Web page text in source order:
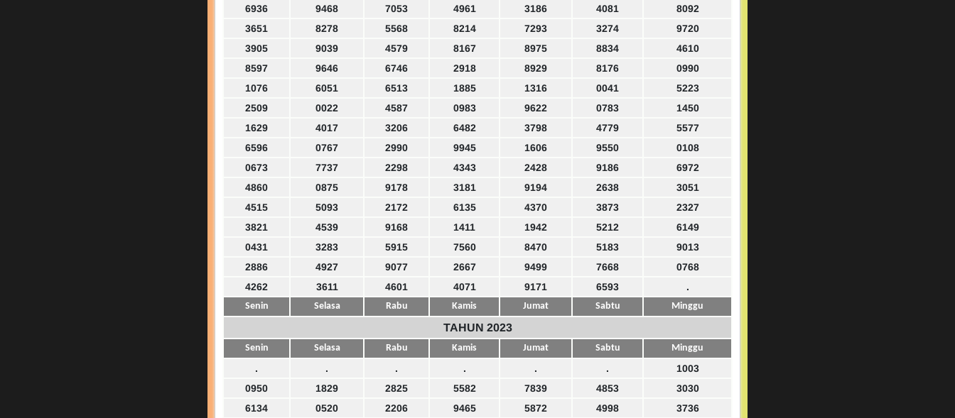
6936
9468 7053 4961 3186 4081
8092
3651
8278 5568 8214 7293 3274
9720
3905
9039 4579 8167 8975 8834
4610
8597
9646 6746 2918 8929 8176
0990
1076
6051 6513 1885 1316 0041
5223
2509
0022 4587 0983 9622 0783
1450
1629
4017 3206 6482 3798 4779
5577
6596
0767 2990 9945 1606 9550
0108
0673
7737 2298 4343 2428 9186
6972
4860
0875 9178 3181 9194 2638
3051
4515
5093 2172 6135 4370 3873
2327
3821
4539 9168 1411 1942 5212
6149
0431
3283 5915 7560 8470 5183
9013
2886
4927 9077 2667 9499 7668
0768
4262
3611 4601 4071 9171 6593 .
Senin Selasa Rabu Kamis Jumat Sabtu Minggu
TAHUN 2023
Senin Selasa Rabu Kamis Jumat Sabtu Minggu
. . . . . .
1003
0950
1829 2825 5582 7839 4853
3030
6134
0520 2206 9465 5872 4998
3736